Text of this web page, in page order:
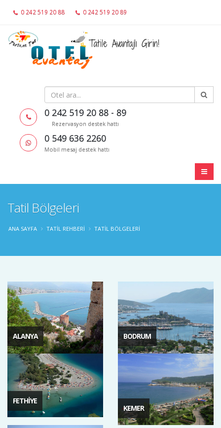
0 242 519 20 88 0 242 519 20 89
0 549 636 2260
Tatile Avantajlı Girin!
0 242 519 20 88 - 89
Rezervasyon destek hattı
0 549 636 2260
Mobil mesaj destek hattı
Tatil Bölgeleri
ANA SAYFA TATIL REHBERI TATIL BÖLGELERI
ALANYA BODRUM
FETHIYE
KEMER